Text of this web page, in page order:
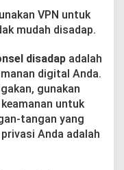
VPN untuk
mudah disadap.
disadap adalah
digital Anda.
gunakan
untuk
tangan yang
Anda adalah